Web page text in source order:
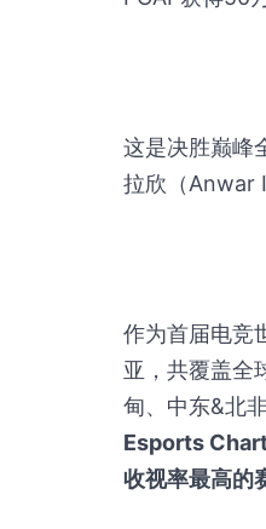
这是决胜巅峰
拉欣（Anwar
作为首届电竞
亚，共覆盖全
甸、中东&北
Esports
收视率最高的